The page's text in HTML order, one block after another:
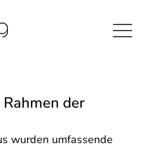
der
wurden umfassende